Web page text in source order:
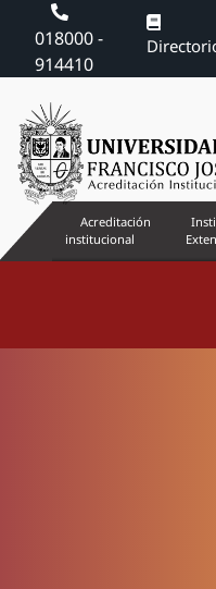
018000 -
914410
Acreditación
institucional